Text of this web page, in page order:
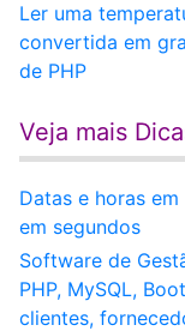
Ler uma
convertida em
de PHP
Veja mais
Datas e horas
em segundos
Software de
PHP, MySQL,
clientes,